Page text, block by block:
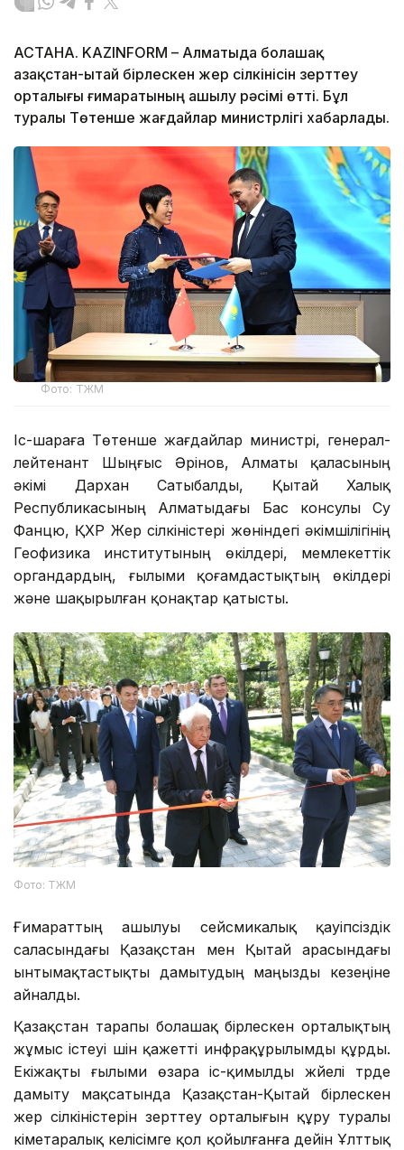
АСТАНА. KAZINFORM – Алматыда болашақ
Қазақстан-Қытай бірлескен жер сілкінісін зерттеу
орталығы ғимаратының ашылу рәсімі өтті. Бұл
туралы Төтенше жағдайлар министрлігі хабарлады.
Фото: ТЖМ
Іс-шараға Төтенше жағдайлар министрі, генерал-
лейтенант Шыңғыс Әрінов, Алматы қаласының
әкімі Дархан Сатыбалды, Қытай Халық
Республикасының Алматыдағы Бас консулы Су
Фанцю, ҚХР Жер сілкіністері жөніндегі әкімшілігінің
Геофизика институтының өкілдері, мемлекеттік
органдардың, ғылыми қоғамдастықтың өкілдері
және шақырылған қонақтар қатысты.
Фото: ТЖМ
Ғимараттың ашылуы сейсмикалық қауіпсіздік
саласындағы Қазақстан мен Қытай арасындағы
ынтымақтастықты дамытудың маңызды кезеңіне
айналды.
Қазақстан тарапы болашақ бірлескен орталықтың
жұмыс істеуі үшін қажетті инфрақұрылымды құрды.
Екіжақты ғылыми өзара іс-қимылды жүйелі түрде
дамыту мақсатында Қазақстан-Қытай бірлескен
жер сілкіністерін зерттеу орталығын құру туралы
үкіметаралық келісімге қол қойылғанға дейін Ұлттық